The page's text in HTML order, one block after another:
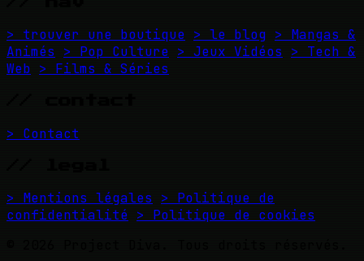
> trouver une boutique > le blog > Mangas &
Animés
> Pop Culture > Jeux Vidéos
> Tech &
Web > Films & Séries
> Contact
> Mentions légales
> Politique de
confidentialité > Politique de cookies